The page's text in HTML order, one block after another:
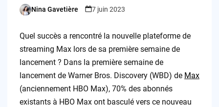
Posted
Nina Gavetière 7 juin 2023
Quel succès a rencontré la nouvelle plateforme de
streaming Max lors de sa première semaine de
lancement ? Dans la première semaine de
lancement de Warner Bros. Discovery (WBD) de Max
(anciennement HBO Max), 70% des abonnés
existants à HBO Max ont basculé vers ce nouveau